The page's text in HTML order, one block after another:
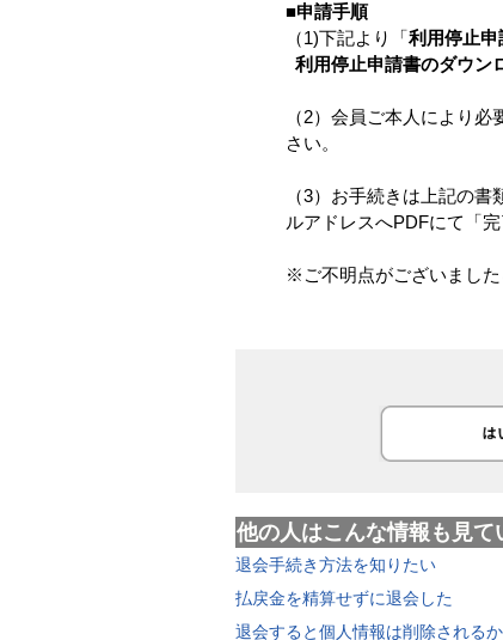
■申請手順
（1)下記より「利用停止申
利用停止申請書のダウン
（2）会員ご本人により
さい。
（3）お手続きは上記の
ルアドレスへPDFにて「
※ご不明点がございました
他の人はこんな情報も見て
退会手続き方法を知りたい
払戻金を精算せずに退会した
退会すると個人情報は削除されるか